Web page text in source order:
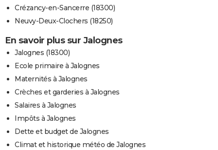
Crézancy-en-Sancerre (18300)
Neuvy-Deux-Clochers (18250)
En savoir plus sur Jalognes
Jalognes (18300)
Ecole primaire à Jalognes
Maternités à Jalognes
Crèches et garderies à Jalognes
Salaires à Jalognes
Impôts à Jalognes
Dette et budget de Jalognes
Climat et historique météo de Jalognes